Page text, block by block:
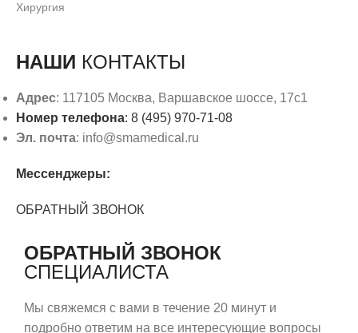
Хирургия
НАШИ КОНТАКТЫ
Адрес: 117105 Москва, Варшавское шоссе, 17с1
Номер телефона: 8 (495) 970-71-08
Эл. почта: info@smamedical.ru
Мессенджеры:
ОБРАТНЫЙ ЗВОНОК
ОБРАТНЫЙ ЗВОНОК
СПЕЦИАЛИСТА
Мы свяжемся с вами в течение 20 минут и
подробно ответим на все интересующие вопросы